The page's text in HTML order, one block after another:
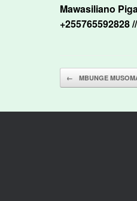
Mawasiliano
+255765592828
Post navigation
← MBUNGE